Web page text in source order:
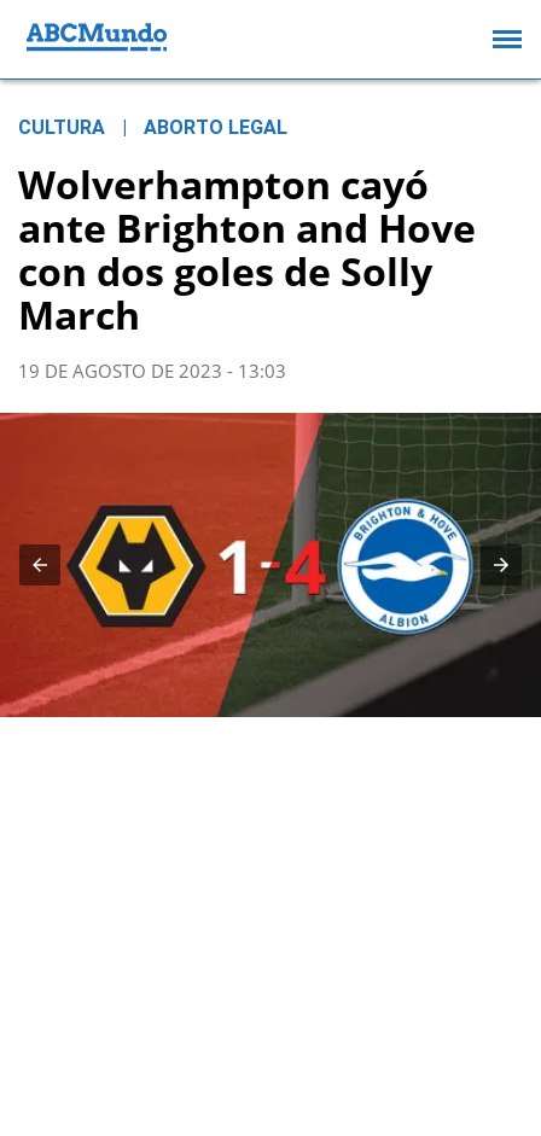
CULTURA ABORTO LEGAL
Wolverhampton cayó
ante Brighton and Hove
con dos goles de Solly
March
19 DE AGOSTO DE 2023 - 13:03